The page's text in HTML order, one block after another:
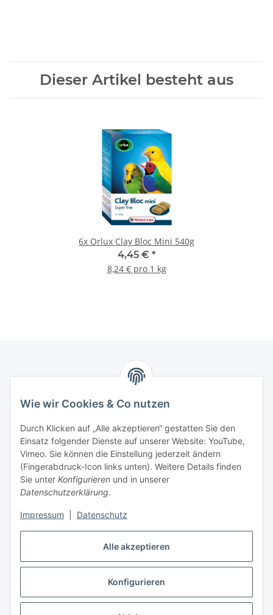
Alle akzeptieren
Konfigurieren
Wie wir Cookies & Co nutzen
Durch Klicken auf „Alle akzeptieren“ gestatten Sie den
Einsatz folgender Dienste auf unserer Website: YouTube,
Vimeo. Sie können die Einstellung jederzeit ändern
(Fingerabdruck-Icon links unten). Weitere Details finden
Sie unter Konfigurieren und in unserer
Datenschutzerklärung.
Impressum Datenschutz
Dieser Artikel besteht aus
6x Orlux Clay Bloc Mini 540g
4,45 € *
8,24 € pro 1 kg
Mein Konto
Hosting, Design & JTL-Support